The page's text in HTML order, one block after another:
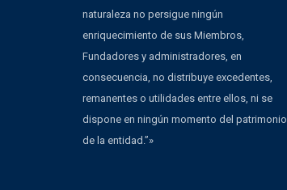
naturaleza no persigue ningún
enriquecimiento de sus Miembros,
Fundadores y administradores, en
consecuencia, no distribuye excedentes,
remanentes o utilidades entre ellos, ni se
dispone en ningún momento del patrimonio
de la entidad.”»